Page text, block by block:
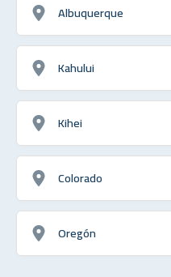
Albuquerque
Kahului
Kihei
Colorado
Oregón